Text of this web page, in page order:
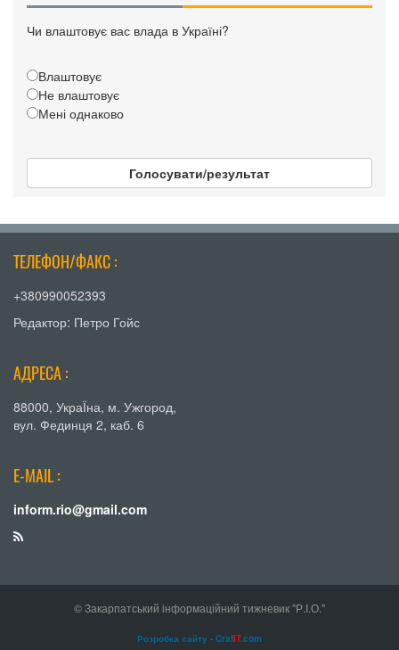
Чи влаштовує вас влада в Україні?
Влаштовує
Не влаштовує
Мені однаково
Голосувати/результат
ТЕЛЕФОН/ФАКС :
+380990052393
Редактор: Петро Гойс
АДРЕСА :
88000, УкраЇна, м. Ужгород,
вул. Фединця 2, каб. 6
E-MAIL :
inform.rio@gmail.com
© Закарпатський інформаційний тижневик "Р.І.О."
Розробка сайту - CrafIT.com